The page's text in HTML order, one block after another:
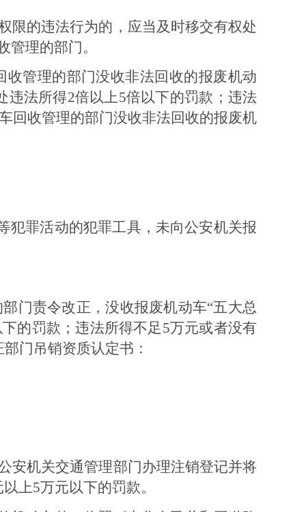
限的违法行为的，应当及时移交有权处
理的部门。
管理的部门没收非法回收的报废机动
违法所得2倍以上5倍以下的罚款；违法
回收管理的部门没收非法回收的报废机
犯罪活动的犯罪工具，未向公安机关报
门责令改正，没收报废机动车“五大总
的罚款；违法所得不足 5万元或者没有
门吊销资质认定书：
安机关交通管理部门办理注销登记并将
以上5万元以下的罚款。